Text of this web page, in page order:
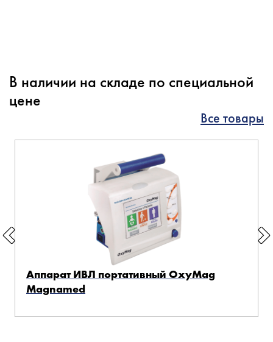
В наличии на складе по специальной
цене
Все товары
Аппарат ИВЛ портативный OxyMag
Magnamed